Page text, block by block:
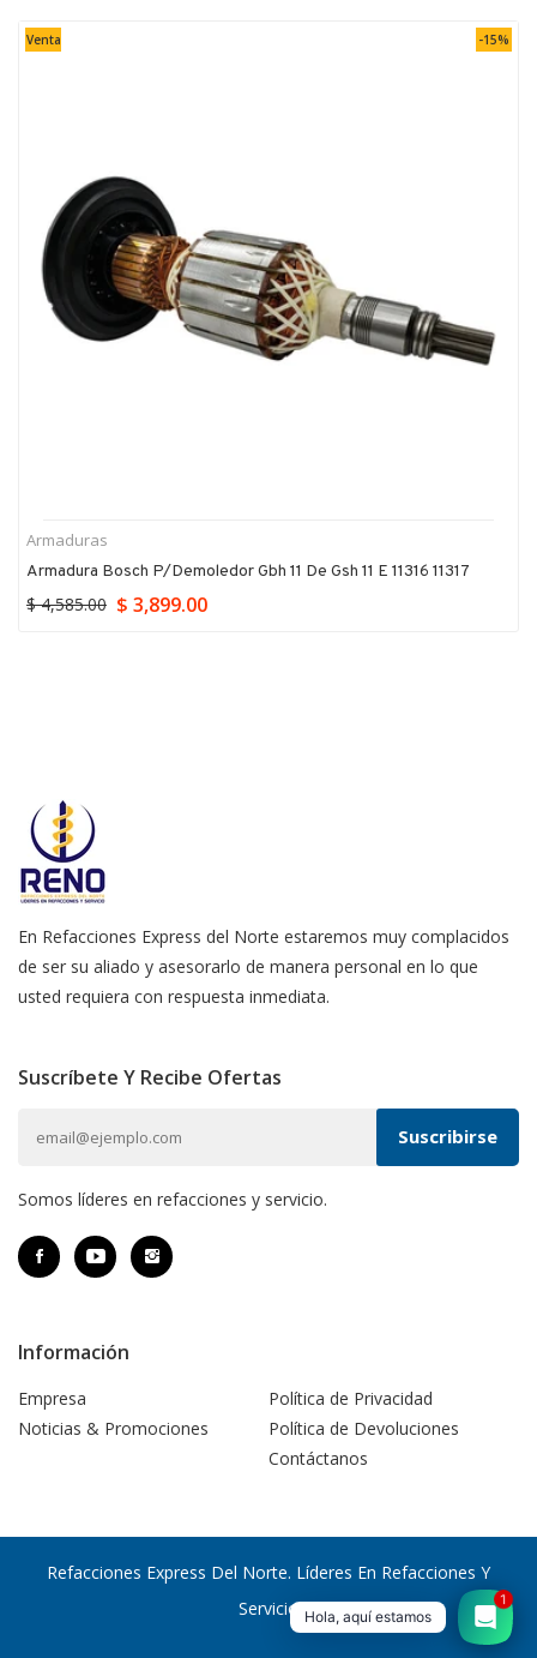
Venta -15%
Armaduras
Armadura Bosch P/demoledor Gbh 11 De Gsh 11 E 11316 11317
$ 4,585.00 $ 3,899.00
En Refacciones Express del Norte estaremos muy complacidos
de ser su aliado y asesorarlo de manera personal en lo que
usted requiera con respuesta inmediata.
Suscríbete Y Recibe Ofertas
Somos líderes en refacciones y servicio.
Información
Empresa
Noticias & Promociones
Política de Privacidad
Política de Devoluciones
Contáctanos
Refacciones Express Del Norte. Líderes En Refacciones Y
Servicio Hola, aquí estamos
1